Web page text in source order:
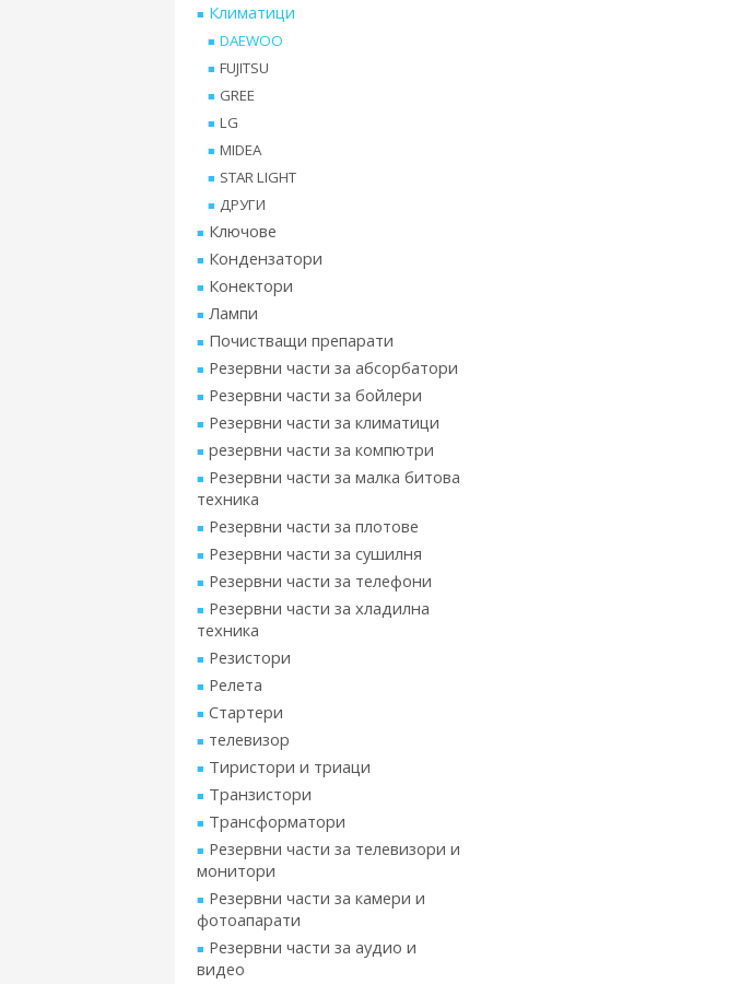
Климатици
DAEWOO
FUJITSU
GREE
LG
MIDEA
STAR LIGHT
ДРУГИ
Ключове
Кондензатори
Конектори
Лампи
Почистващи препарати
Резервни части за абсорбатори
Резервни части за бойлери
Резервни части за климатици
резервни части за компютри
Резервни части за малка битова
техника
Резервни части за плотове
Резервни части за сушилня
Резервни части за телефони
Резервни части за хладилна
техника
Резистори
Релета
Стартери
телевизор
Тиристори и триаци
Транзистори
Трансформатори
Резервни части за телевизори и
монитори
Резервни части за камери и
фотоапарати
Резервни части за аудио и
видео